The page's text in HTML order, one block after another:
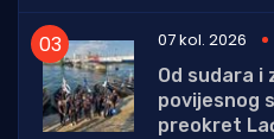
07 kol. 2026
Od sudara i
povijesnog
preokret